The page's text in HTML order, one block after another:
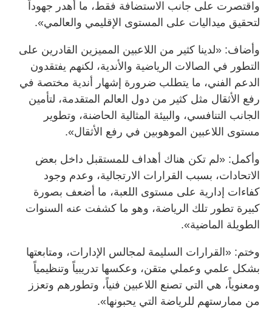
واقتصرت على جانب الاستضافة فقط، ما أهدر جهوداً
لتحقيق ميداليات على المستوى الإقليمي والعالمي».
وأضاف: «لدينا كثير من اللاعبين المميزين القادرين على
التطور في الصالات الرياضية والأندية، لكنهم يفتقدون
الدعم الفني، ما يتطلب ضرورة إشهار أندية مختصة في
رفع الأثقال مثل كثير من دول العالم المتقدمة، لتأمين
الجانب التنافسي، والبيئة المثالية الحاضنة، وتطوير
مستوى اللاعبين الموهوبين في رفع الأثقال».
وأكمل: «لم تكن هناك أهداف للمستقبل داخل بعض
الاتحادات، بسبب القرارات الارتجالية، وعدم وجود
كفاءات إدارية على مستوى اللعبة، ما أضعف بصورة
كبيرة تطور تلك الرياضة، وهو ما كشفت عنه السنوات
الطويلة الماضية».
وختم: «القرارات السليمة لمجالس الإدارات، ومتابعتها
بشكل علمي وعملي متقن، وعكسها تدريبياً وتنظيمياً
ومعنوياً، هي التي تصنع اللاعبين فنياً، وتطورهم وتعزز
من ممارستهم للرياضة التي يحبونها».